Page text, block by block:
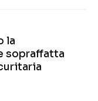
la
sopraffatta